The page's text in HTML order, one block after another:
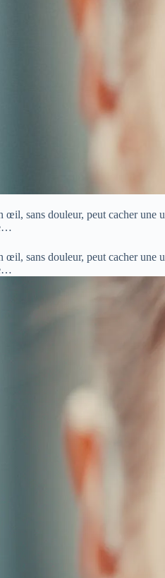
œil, sans douleur, peut cacher une
œil, sans douleur, peut cacher une